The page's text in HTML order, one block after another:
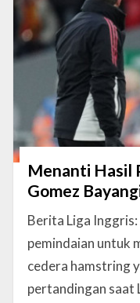
Menanti Hasil
Gomez
Berita Liga Inggris:
pemindaian untuk
cedera hamstring
pertandingan saat